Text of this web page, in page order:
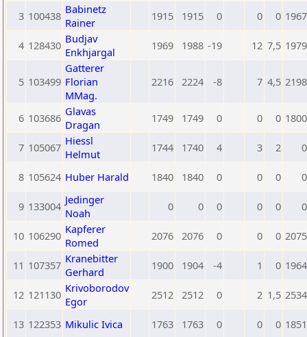
3 100438 Babinetz
Rainer
1915 1915 0 0 0 1967
4 128430 Budjav
Enkhjargal
1969 1988 -19 12 7,5 1979
5 103499
Gatterer
Florian
MMag.
2216 2224 -8 7 4,5 2198
6 103686 Glavas
Dragan
1749 1749 0 0 0 1800
7 105067 Hiessl
Helmut
1744 1740 4 3 2 0
8 105624 Huber Harald 1840 1840 0 0 0 0
9 133004 Jedinger
Noah
0 0 0 0 0 0
10 106290 Kapferer
Romed
2076 2076 0 0 0 2075
11 107357 Kranebitter
Gerhard
1900 1904 -4 1 0 1964
12 121130 Krivoborodov
Egor
2512 2512 0 2 1,5 2534
13 122353 Mikulic Ivica 1763 1763 0 0 0 1851